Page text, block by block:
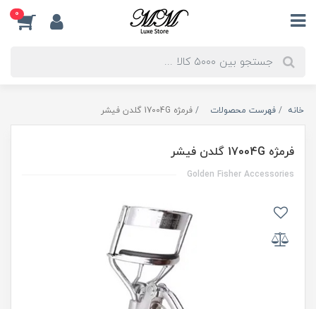
0
خانه فهرست محصولات فرمژه 17004G گلدن فیشر
فرمژه 17004G گلدن فیشر
Golden Fisher Accessories